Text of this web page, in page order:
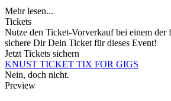
Mehr lesen...
Tickets
Nutze den Ticket-Vorverkauf bei einem der
sichere Dir Dein Ticket für dieses Event!
Jetzt Tickets sichern
KNUST TICKET TIX FOR GIGS
Nein, doch nicht.
Preview